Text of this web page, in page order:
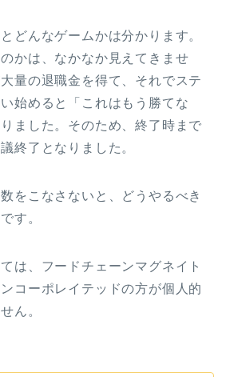
どんなゲームかは分かります。
かは、なかなか見えてきませ
量の退職金を得て、それでステ
始めると「これはもう勝てな
ました。そのため、終了時まで
終了となりました。
をこなさないと、どうやるべき
す。
は、フードチェーンマグネイト
コーポレイテッドの方が個人的
ん。